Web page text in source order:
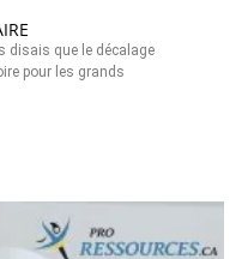
disais que le décalage
pour les grands